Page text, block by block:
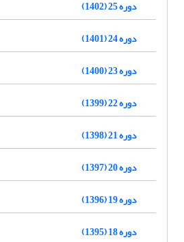
دوره 25 (1402)
دوره 24 (1401)
دوره 23 (1400)
دوره 22 (1399)
دوره 21 (1398)
دوره 20 (1397)
دوره 19 (1396)
دوره 18 (1395)